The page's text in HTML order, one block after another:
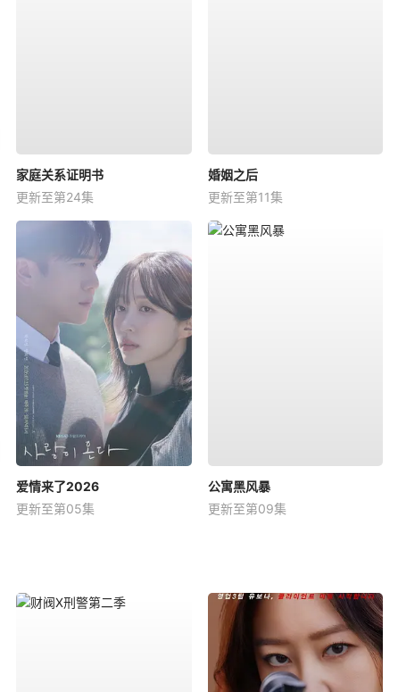
家庭关系证明书
更新至第24集
婚姻之后
更新至第11集
爱情来了2026
更新至第05集
公寓黑风暴
更新至第09集